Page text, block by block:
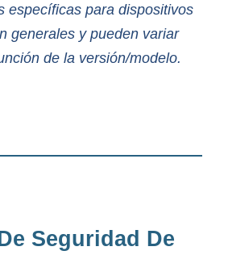
específicas para dispositivos
generales y pueden variar
de la versión/modelo.
Seguridad De